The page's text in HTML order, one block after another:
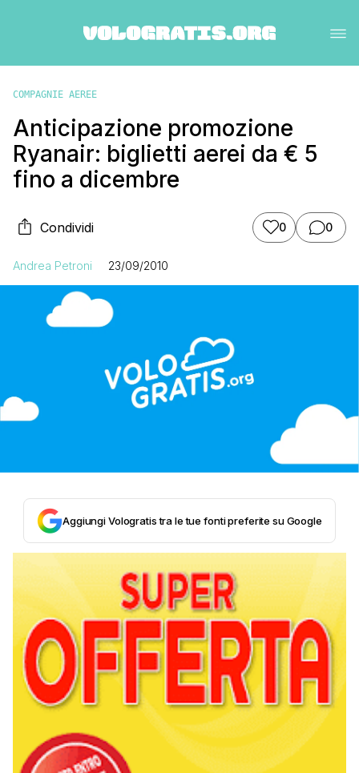
COMPAGNIE AEREE
Anticipazione promozione
Ryanair: biglietti aerei da € 5
fino a dicembre
Condividi 0 0
Andrea Petroni 23/09/2010
Aggiungi Vologratis tra le tue fonti preferite su Google